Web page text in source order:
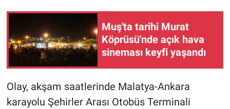
Muş'ta tarihi Murat
Köprüsü'nde açık hava
sineması keyfi yaşandı
Olay, akşam saatlerinde Malatya-Ankara
karayolu Şehirler Arası Otobüs Terminali